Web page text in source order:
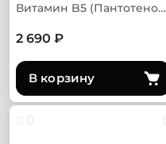
Витамин B5 (Пантотеновая кислота)
2 690 ₽
В корзину
0